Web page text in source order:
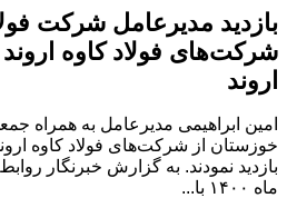
بازدید مدیرعامل شرکت
شرکت‌های فولاد کاوه اروند
اروند
امین ابراهیمی مدیرعامل به همراه
خوزستان از شرکت‌های فولاد کاوه
ماه ۱۴۰۰ با...